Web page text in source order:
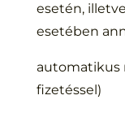
esetén,
esetében
automatikus
fizetéssel)